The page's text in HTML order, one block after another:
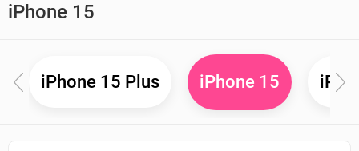
iPhone 15
iPhone 15 Plus iPhone 15